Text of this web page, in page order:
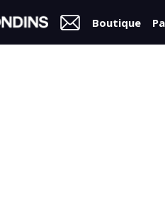
Boutique